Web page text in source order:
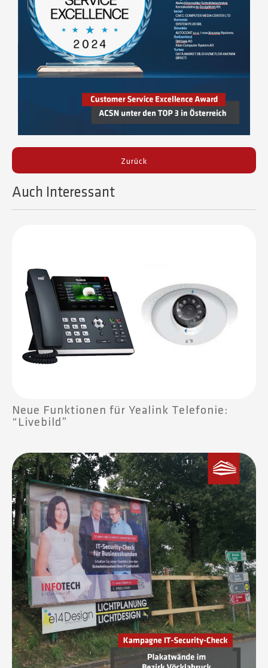
Zurück
Auch Interessant​
Neue Funktionen für Yealink Telefonie:
“Livebild”